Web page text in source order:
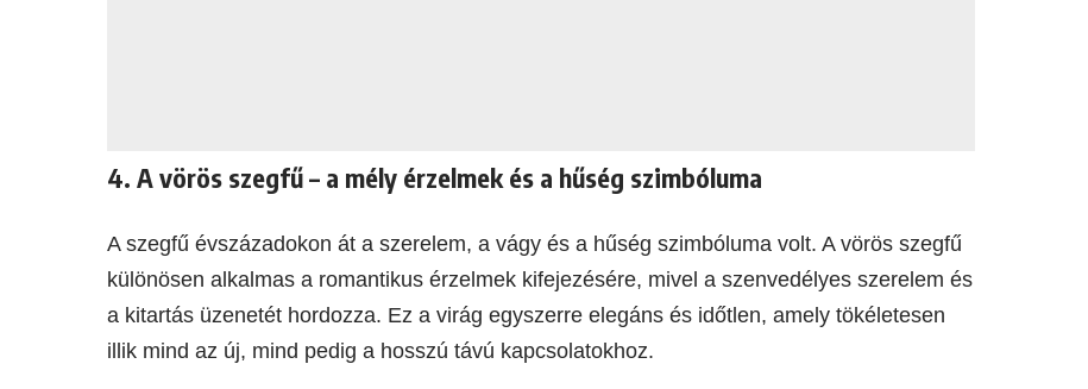
4. A vörös szegfű – a mély érzelmek és a hűség szimbóluma
A szegfű évszázadokon át a szerelem, a vágy és a hűség szimbóluma volt. A vörös szegfű
különösen alkalmas a romantikus érzelmek kifejezésére, mivel a szenvedélyes szerelem és
a kitartás üzenetét hordozza. Ez a virág egyszerre elegáns és időtlen, amely tökéletesen
illik mind az új, mind pedig a hosszú távú kapcsolatokhoz.